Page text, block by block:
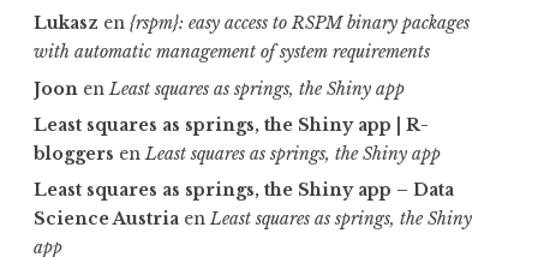
Lukasz en {rspm}: easy access to RSPM binary packages
with automatic management of system requirements
Joon en Least squares as springs, the Shiny app
Least squares as springs, the Shiny app | R-
bloggers enLeast squares as springs, the Shiny app
Least squares as springs, the Shiny app – Data
Science Austria enLeast squares as springs, the Shiny
app